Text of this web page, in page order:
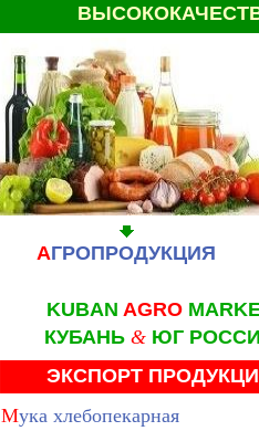
АГРОПРОДУКЦИЯ
KUBAN AGRO
КУБАНЬ & ЮГ
ЭКСПОРТ
Мука хлебопекарная